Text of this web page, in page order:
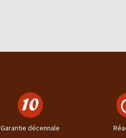
Garantie décennale